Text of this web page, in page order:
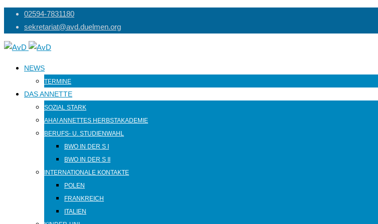
Skip
content
02594-7831180
sekretariat@avd.duelmen.org
NEWS
TERMINE
DAS ANNETTE
SOZIAL STARK
AHA! ANNETTES HERBSTAKADEMIE
BERUFS- U. STUDIENWAHL
BWO IN DER S I
BWO IN DER S II
INTERNATIONALE KONTAKTE
POLEN
FRANKREICH
ITALIEN